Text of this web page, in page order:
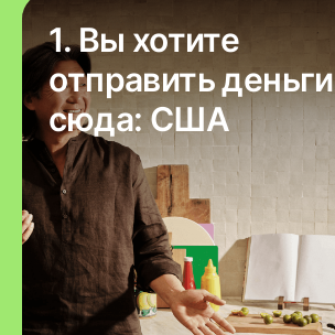
1. Вы хотите
отправить деньги
сюда: США